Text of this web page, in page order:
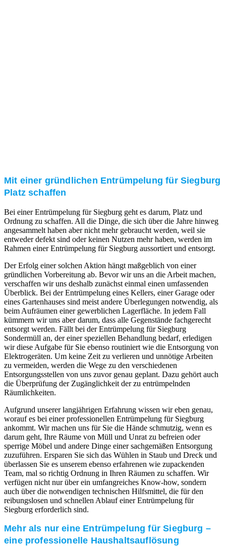
Mit einer gründlichen Entrümpelung für Siegburg
Platz schaffen
Bei einer Entrümpelung für Siegburg geht es darum, Platz und
Ordnung zu schaffen. All die Dinge, die sich über die Jahre hinweg
angesammelt haben aber nicht mehr gebraucht werden, weil sie
entweder defekt sind oder keinen Nutzen mehr haben, werden im
Rahmen einer Entrümpelung für Siegburg aussortiert und entsorgt.
Der Erfolg einer solchen Aktion hängt maßgeblich von einer
gründlichen Vorbereitung ab. Bevor wir uns an die Arbeit machen,
verschaffen wir uns deshalb zunächst einmal einen umfassenden
Überblick. Bei der Entrümpelung eines Kellers, einer Garage oder
eines Gartenhauses sind meist andere Überlegungen notwendig, als
beim Aufräumen einer gewerblichen Lagerfläche. In jedem Fall
kümmern wir uns aber darum, dass alle Gegenstände fachgerecht
entsorgt werden. Fällt bei der Entrümpelung für Siegburg
Sondermüll an, der einer speziellen Behandlung bedarf, erledigen
wir diese Aufgabe für Sie ebenso routiniert wie die Entsorgung von
Elektrogeräten. Um keine Zeit zu verlieren und unnötige Arbeiten
zu vermeiden, werden die Wege zu den verschiedenen
Entsorgungsstellen von uns zuvor genau geplant. Dazu gehört auch
die Überprüfung der Zugänglichkeit der zu entrümpelnden
Räumlichkeiten.
Aufgrund unserer langjährigen Erfahrung wissen wir eben genau,
worauf es bei einer professionellen Entrümpelung für Siegburg
ankommt. Wir machen uns für Sie die Hände schmutzig, wenn es
darum geht, Ihre Räume von Müll und Unrat zu befreien oder
sperrige Möbel und andere Dinge einer sachgemäßen Entsorgung
zuzuführen. Ersparen Sie sich das Wühlen in Staub und Dreck und
überlassen Sie es unserem ebenso erfahrenen wie zupackenden
Team, mal so richtig Ordnung in Ihren Räumen zu schaffen. Wir
verfügen nicht nur über ein umfangreiches Know-how, sondern
auch über die notwendigen technischen Hilfsmittel, die für den
reibungslosen und schnellen Ablauf einer Entrümpelung für
Siegburg erforderlich sind.
Mehr als nur eine Entrümpelung für Siegburg –
eine professionelle Haushaltsauflösung